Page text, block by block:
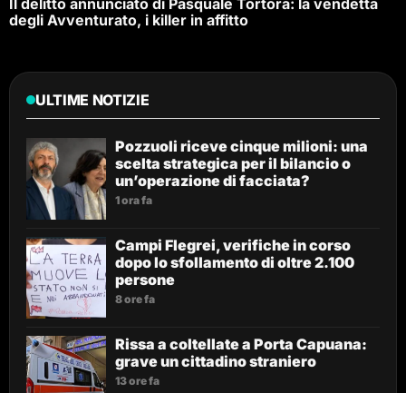
degli Avventurato, i killer in affitto
ULTIME NOTIZIE
Pozzuoli riceve cinque milioni: una
scelta strategica per il bilancio o
un’operazione di facciata?
1 ora fa
Campi Flegrei, verifiche in corso
dopo lo sfollamento di oltre 2.100
persone
8 ore fa
Rissa a coltellate a Porta Capuana:
grave un cittadino straniero
13 ore fa